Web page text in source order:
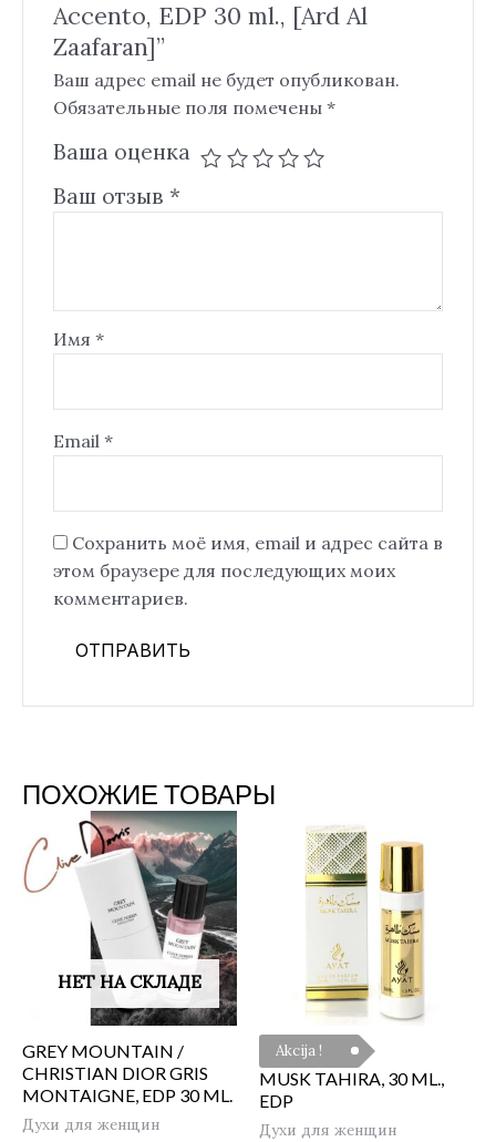
Accento, EDP 30 ml., [Ard Al
Zaafaran]”
Ваш адрес email не будет опубликован.
Обязательные поля помечены *
Ваша оценка
Ваш отзыв *
Имя *
Email *
Сохранить моё имя, email и адрес сайта в
этом браузере для последующих моих
комментариев.
ПОХОЖИЕ ТОВАРЫ
НЕТ НА СКЛАДЕ
GREY MOUNTAIN /
CHRISTIAN DIOR GRIS
MONTAIGNE, EDP 30 ML.
Духи для женщин
Akcija !
MUSK TAHIRA, 30 ML.,
EDP
Духи для женщин